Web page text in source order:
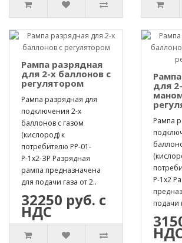
Рампа разрядная
для 2-х баллонов с
регулятором
Рампа разрядная для
подключения 2-х
баллонов с газом
(кислород) к
потребителю РР-01-
Р-1х2-ЗР Разрядная
рампа предназначена
для подачи газа от 2..
32250 руб. с
НДС
для
Рампа
Р-1х2
подачи